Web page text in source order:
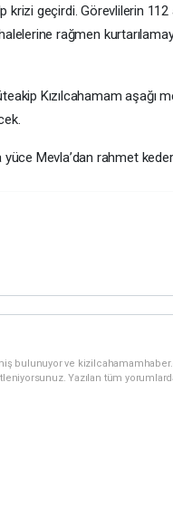
krizi geçirdi. Görevlilerin
rağmen
Kızılcahamam aşağı
Mevla’dan rahmet
bulunuyor ve
Yazılan tüm